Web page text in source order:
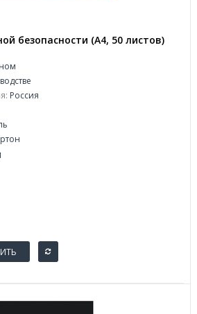
безопасности (А4, 50 листов)
Россия